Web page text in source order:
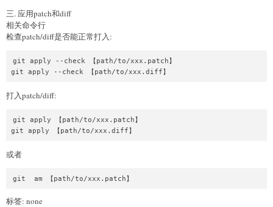
三. 应用patch和diff
相关命令行
检查patch/diff是否能正常打入:
git apply --check 【path/to/xxx.patch】
git apply --check 【path/to/xxx.diff】
打入patch/diff:
git apply 【path/to/xxx.patch】
或者
git  am 【path/to/xxx.patch】
标签: none